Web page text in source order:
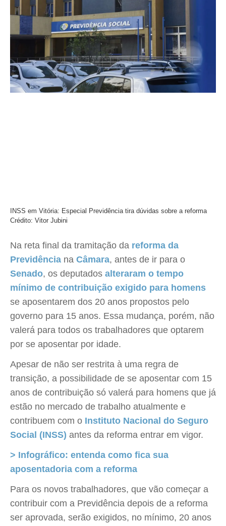
INSS em Vitória: Especial Previdência tira dúvidas sobre a reforma
Crédito: Vitor Jubini
Na reta final da tramitação da reforma da
Previdência na Câmara, antes de ir para o
Senado, os deputados alteraram o tempo
mínimo de contribuição exigido para homens
se aposentarem dos 20 anos propostos pelo
governo para 15 anos. Essa mudança, porém, não
valerá para todos os trabalhadores que optarem
por se aposentar por idade.
Apesar de não ser restrita à uma regra de
transição, a possibilidade de se aposentar com 15
anos de contribuição só valerá para homens que já
estão no mercado de trabalho atualmente e
contribuem com o Instituto Nacional do Seguro
Social (INSS) antes da reforma entrar em vigor.
> Infográfico: entenda como fica sua
aposentadoria com a reforma
Para os novos trabalhadores, que vão começar a
contribuir com a Previdência depois de a reforma
ser aprovada, serão exigidos, no mínimo, 20 anos